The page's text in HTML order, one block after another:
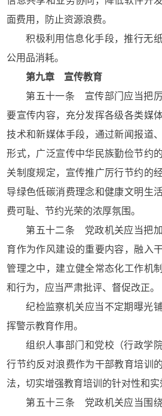
面费用，防止资源浪费。
积极利用信息化手段，推行无
公用品消耗。
第九章 宣传教育
第五十一条 宣传部门应当把
要宣传内容，充分发挥各级各类媒
技术和新媒体手段，通过新闻报道
形式，广泛宣传中华民族勤俭节约
关制度规定，宣传推广厉行节约的
导绿色低碳消费理念和健康文明生
费可耻、节约光荣的浓厚氛围。
第五十二条 党政机关应当把
育作为作风建设的重要内容，融入
管理之中，建立健全常态化工作机
和行为，应当严肃批评、督促改正。
纪检监察机关应当不定期曝光
挥警示教育作用。
组织人事部门和党校（行政学
行节约反对浪费作为干部教育培训
法，切实增强教育培训的针对性和实
第五十三条 党政机关应当围